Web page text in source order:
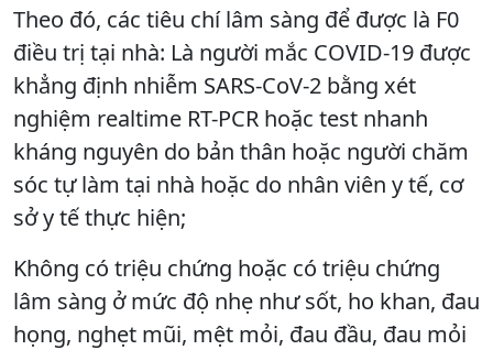
Theo đó, các tiêu chí lâm sàng để được là F0
điều trị tại nhà: Là người mắc COVID-19 được
khẳng định nhiễm SARS-CoV-2 bằng xét
nghiệm realtime RT-PCR hoặc test nhanh
kháng nguyên do bản thân hoặc người chăm
sóc tự làm tại nhà hoặc do nhân viên y tế, cơ
sở y tế thực hiện;
Không có triệu chứng hoặc có triệu chứng
lâm sàng ở mức độ nhẹ như sốt, ho khan, đau
họng, nghẹt mũi, mệt mỏi, đau đầu, đau mỏi